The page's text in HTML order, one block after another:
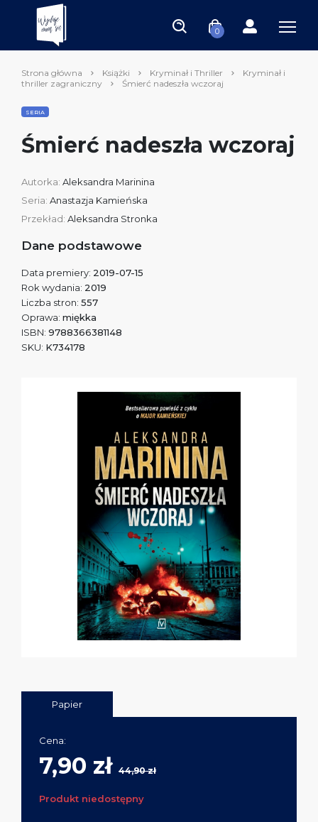
0
Strona główna Książki Kryminał i Thriller
Kryminał i
thriller zagraniczny
Śmierć nadeszła wczoraj
SERIA
Śmierć nadeszła wczoraj
Autorka: Aleksandra Marinina
Seria: Anastazja Kamieńska
Przekład: Aleksandra Stronka
Dane podstawowe
Data premiery: 2019-07-15
Rok wydania: 2019
Liczba stron: 557
Oprawa: miękka
ISBN: 9788366381148
SKU: K734178
Papier
Cena:
7,90 zł 44,90 zł
Produkt niedostępny